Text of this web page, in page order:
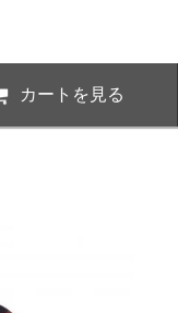
カートを見る